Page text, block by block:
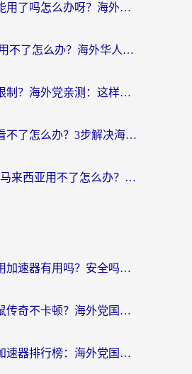
汽水到国外不能用了吗怎么办呀？海外党追剧看片的救星在这里！
音悦Tai在瑞典用不了怎么办？海外华人追剧听歌的实用指南
优酷境外地域限制？海外党亲测：这样看国内剧再也不卡（附3个实用场景解决）
香港西瓜视频看不了怎么办？3步解决海外追剧难题，附靠谱加速器推荐
喜马拉雅FM在马来西亚用不了怎么办？海外华人亲测有效的回国加速指南
在国外打鸣潮用加速器有用吗？安全吗？海外玩家国服游戏加速全指南
德国怎么玩地鼠传奇不卡顿？海外党国服游戏加速全攻略（含战双EVE实用指南）
超越时空的猫加速器排行榜：海外党国服游戏不卡顿的终极选择指南